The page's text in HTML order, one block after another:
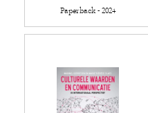
Paperback - 2024